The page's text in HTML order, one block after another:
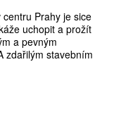
Prahy je sice
uchopit a prožít
a pevným
zdařilým stavebním